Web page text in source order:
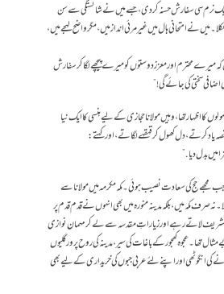
نرم سی سفارش حسنہ کر دی، جسے میں نے شائستگی سے سن
میں نے امتحانی ہال میں غیر مرئی انداز میں، مگر واضح لہجے میں،
میرے محترم اور معزز دوستوں کو میرے پیچھے لگا کر سفارش
سختی کی جائے گی!”
کا اظہار تھا، وہیں مولانا حجازی کے لیے ہنسی کا ایک نیا
یاد کرتے، دل کھول کر قہقہے لگاتے، اور کہتے:
میں بدل دیا.”
تھا جب مجھے حج کی سعادت نصیب ہوئی۔ مکہ مکرمہ میں مولانا سے
صرف مکہ میں، بلکہ مدینہ منورہ میں بھی انہوں نے قدم قدم پر
تشریف لاتے رہے اور زیاراتِ مقدسہ سے لے کر مہمان نوازی
تھا۔ عجوہ کھجور کے باغات کی سیر، مدینہ کی روح پرور گلیوں
کی انگوٹھی اور اپنے لئے عربی جبوں کی خریداری کے لیے بھی